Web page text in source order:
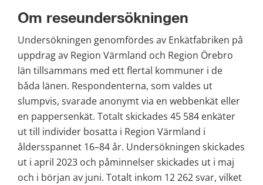
Om reseundersökningen
Undersökningen genomfördes av Enkätfabriken på
uppdrag av Region Värmland och Region Örebro
län tillsammans med ett flertal kommuner i de
båda länen. Respondenterna, som valdes ut
slumpvis, svarade anonymt via en webbenkät eller
en pappersenkät. Totalt skickades 45 584 enkäter
ut till individer bosatta i Region Värmland i
åldersspannet 16–84 år. Undersökningen skickades
ut i april 2023 och påminnelser skickades ut i maj
och i början av juni. Totalt inkom 12 262 svar, vilket